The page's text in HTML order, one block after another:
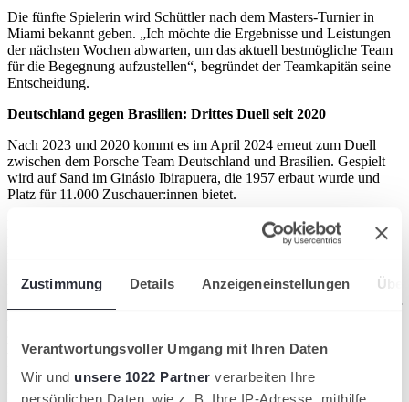
Zustimmung Details Anzeigeneinstellungen
Verantwortungsvoller Umgang mit Ihren Daten
Wir und unsere 1022 Partner verarbeiten Ihre
Die fünfte Spielerin wird Schüttler nach dem Masters-Turnier in
Miami bekannt geben. „Ich möchte die Ergebnisse und Leistungen
der nächsten Wochen abwarten, um das aktuell bestmögliche Team
für die Begegnung aufzustellen“, begründet der Teamkapitän seine
Entscheidung.
Deutschland gegen Brasilien: Drittes Duell seit 2020
Nach 2023 und 2020 kommt es im April 2024 erneut zum Duell
zwischen dem Porsche Team Deutschland und Brasilien. Gespielt
wird auf Sand im Ginásio Ibirapuera, die 1957 erbaut wurde und
Platz für 11.000 Zuschauer:innen bietet.
Die Siegermannschaft qualifiziert sich für die Billie Jean King Cup-
Finals. Die Endrunde des wichtigsten Teamwettbewerbs im
Die letzten beiden Aufeinandertreffen gewann das DTB-Team.
2023 mit 3:1 in Stuttgart und 2020 mit 4:0 in Florianopolis. Schüttler
weite Reise und uns bleibt nicht viel Zeit, um uns an die
Bedingungen vor Ort zu gewöhnen. Vor allem die brasilianische